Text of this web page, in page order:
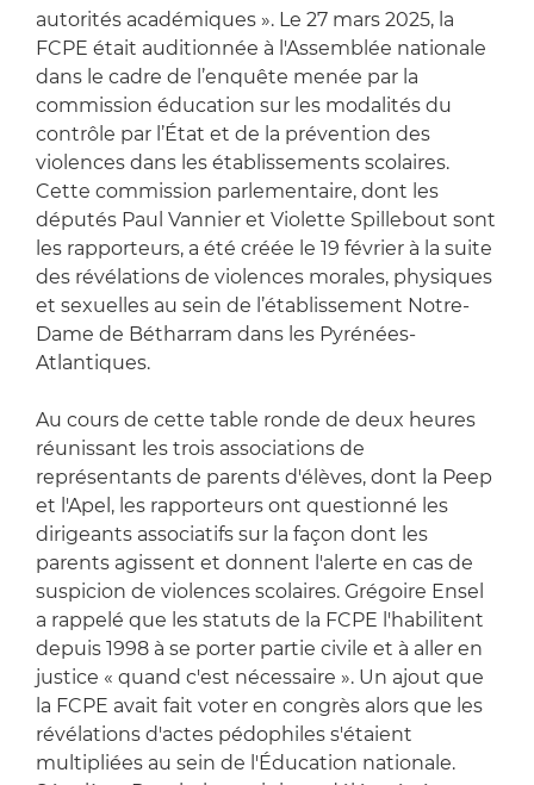
autorités académiques ». Le 27 mars 2025, la
FCPE était auditionnée à l'Assemblée nationale
dans le cadre de l’enquête menée par la
commission éducation sur les modalités du
contrôle par l’État et de la prévention des
violences dans les établissements scolaires.
Cette commission parlementaire, dont les
députés Paul Vannier et Violette Spillebout sont
les rapporteurs, a été créée le 19 février à la suite
des révélations de violences morales, physiques
et sexuelles au sein de l’établissement Notre-
Dame de Bétharram dans les Pyrénées-
Atlantiques.
Au cours de cette table ronde de deux heures
réunissant les trois associations de
représentants de parents d'élèves, dont la Peep
et l'Apel, les rapporteurs ont questionné les
dirigeants associatifs sur la façon dont les
parents agissent et donnent l'alerte en cas de
suspicion de violences scolaires. Grégoire Ensel
a rappelé que les statuts de la FCPE l'habilitent
depuis 1998 à se porter partie civile et à aller en
justice « quand c'est nécessaire ». Un ajout que
la FCPE avait fait voter en congrès alors que les
révélations d'actes pédophiles s'étaient
multipliées au sein de l'Éducation nationale.